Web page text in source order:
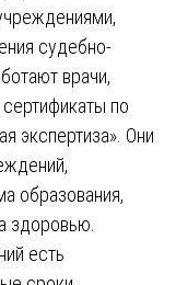
судебно-
врачи,
по
экспертиза». Они
образования,
здоровью.
есть